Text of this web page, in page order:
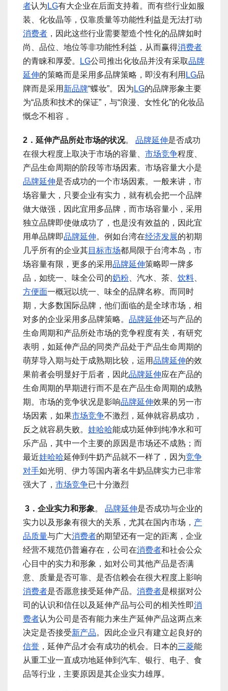
者认为 LG有大企业在后面支持着。而有些行业如服
装、化妆晶等，仅靠质量等功能性利益是无法打动
消费者 ，因此这些行业需要塑造个性化的品牌如时
尚、品位、地位等非功能性利益，从而赢得消费者
的青睐和厚爱。
LG公司推出化妆品并没有采取品牌
延伸的策略而是采用多品牌策略，即没有利用 LG品
牌而是采用 新品牌“蝶妆”。因为 LG的品牌形象主要
为“品质和技术的保证”，与“浪漫、女性化”的化妆品
慨念不相容 。
2．延伸产品所处市场的状况。 品牌延伸是否成功
在很大程度上取决于市场的容量、 市场竞争程度、
产品生命周期的阶段等市场因素。市场容量大小是
品牌延伸是否成功的一个市场因素。一般来讲，市
场容量大，只要企业有实力，就有机会把一个品牌
做大做强，因此宜用多品牌，而市场容量小，采用
独立品牌即使做成功了，也是没有效益的，因此宜
用单品牌即品牌延伸。例如台湾在经济发展的初期
几乎所有的企业其目标市场都局限于台湾本岛，市
场容量有限，更多的采用品牌延伸策略即一牌多
品，如统一、味全公司的奶粉 、汽水、茶、 饮料
方便面一概冠以统一、味全的品牌名称。而同时
期，大多数国际品牌，他们面临的是全球市场，相
对多的企业采用多品牌策略。 品牌延伸还与产品的
生命周期和产品所处市场的竞争程度有关，有研究
表明，如延伸产品的同类产品处于产品生命周期的
萌芽导入期与处于成熟期比较，运用品牌延伸的效
果前者会明显好于后者，因此品牌延伸应在产品的
生命周期的早期进行而不是在产品生命周期的成熟
期。市场的竞争状况是影响品牌延伸效果的另一市
场因素，如果市场竞争不激烈，延伸就容易成功，
反之就容易失败。 娃哈哈能成功延伸到纯净水和可
乐产品，其中一个主要的原因是市场还不成熟；而
最近娃哈哈延伸到牛奶产品就不一样了，因为竞争
对手如光明、伊力等国内著名牛奶品牌实力已非常
强大了， 市场竞争已十分激烈
3．企业实力和形象。 品牌延伸是否成功与企业的
实力以及形象有很大的关系，尤其在国内市场， 产
品质量与广大消费者的期望还有一定的距离，企业
经营不规范仍普遍存在，公司在消费者和社会公众
心目中的实力和形象，如对公司其他产品是否满
意、质量是否可靠、是否信赖会在很大程度上影响
消费者是否愿意接受延伸产品。 消费者是根据对公
司的认识和信任以及延伸产品与公司的相关性即消
费者认为公司是否有能力来生产延伸产品这两点来
决定是否接受新产品。因此企业只有建立起良好的
信誉 ，延伸产品才会有成功的机会。日本的三菱能
从重工业一直成功地延伸到汽车、银行、电子、食
品等行业，主要原因是其企业实力雄厚。